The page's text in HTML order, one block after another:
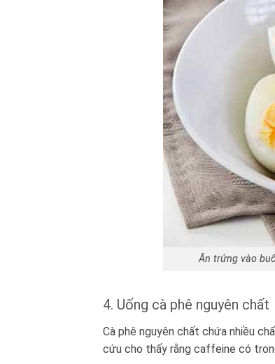
Ăn trứng vào
4. Uống cà phê nguyên chất
Cà phê nguyên chất chứa nhiều
cứu cho thấy rằng caffeine có